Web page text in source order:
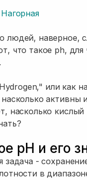
людей, наверное,
что такое ph,
или как
насколько
насколько
pH и его
задача -
в